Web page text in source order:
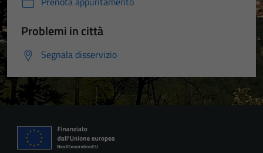
Problemi in città
Segnala disservizio